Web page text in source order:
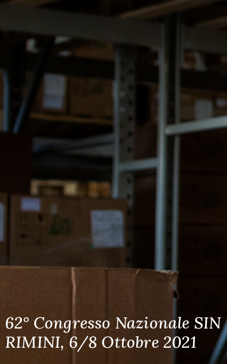
62° Congresso Nazionale SIN
RIMINI, 6/8 Ottobre 2021